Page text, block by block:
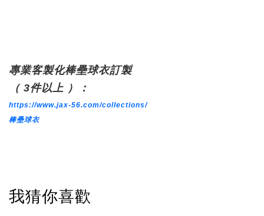
專業客製化棒壘球衣訂製
（ 3件以上 ）：
https://www.jax-56.com/collections/
棒壘球衣
我猜你喜歡